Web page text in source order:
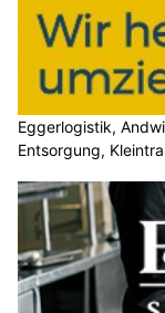
Eggerlogistik,
Entsorgung,